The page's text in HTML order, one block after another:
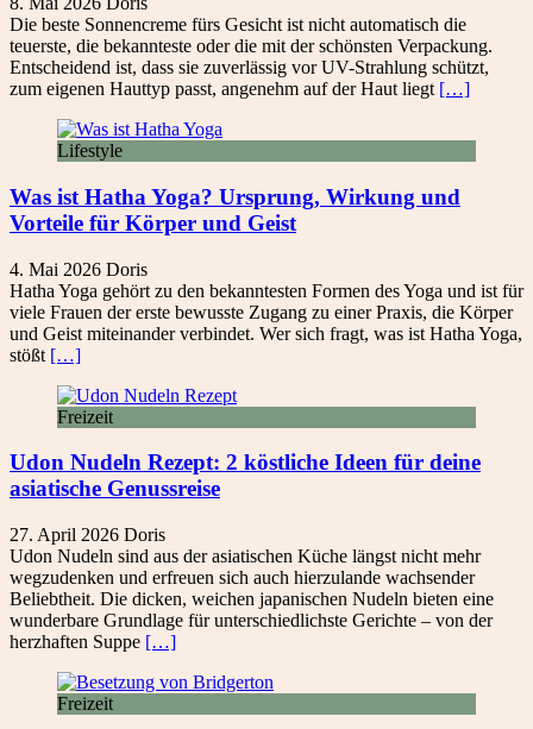
Die beste Sonnencreme fürs Gesicht ist nicht automatisch die
teuerste, die bekannteste oder die mit der schönsten Verpackung.
Entscheidend ist, dass sie zuverlässig vor UV-Strahlung schützt,
zum eigenen Hauttyp passt, angenehm auf der Haut liegt […]
Lifestyle
Was ist Hatha Yoga? Ursprung, Wirkung und
Vorteile für Körper und Geist
4. Mai 2026 Doris
Hatha Yoga gehört zu den bekanntesten Formen des Yoga und ist für
viele Frauen der erste bewusste Zugang zu einer Praxis, die Körper
und Geist miteinander verbindet. Wer sich fragt, was ist Hatha Yoga,
stößt […]
Freizeit
Udon Nudeln Rezept: 2 köstliche Ideen für deine
asiatische Genussreise
27. April 2026 Doris
Udon Nudeln sind aus der asiatischen Küche längst nicht mehr
wegzudenken und erfreuen sich auch hierzulande wachsender
Beliebtheit. Die dicken, weichen japanischen Nudeln bieten eine
wunderbare Grundlage für unterschiedlichste Gerichte – von der
herzhaften Suppe […]
Freizeit